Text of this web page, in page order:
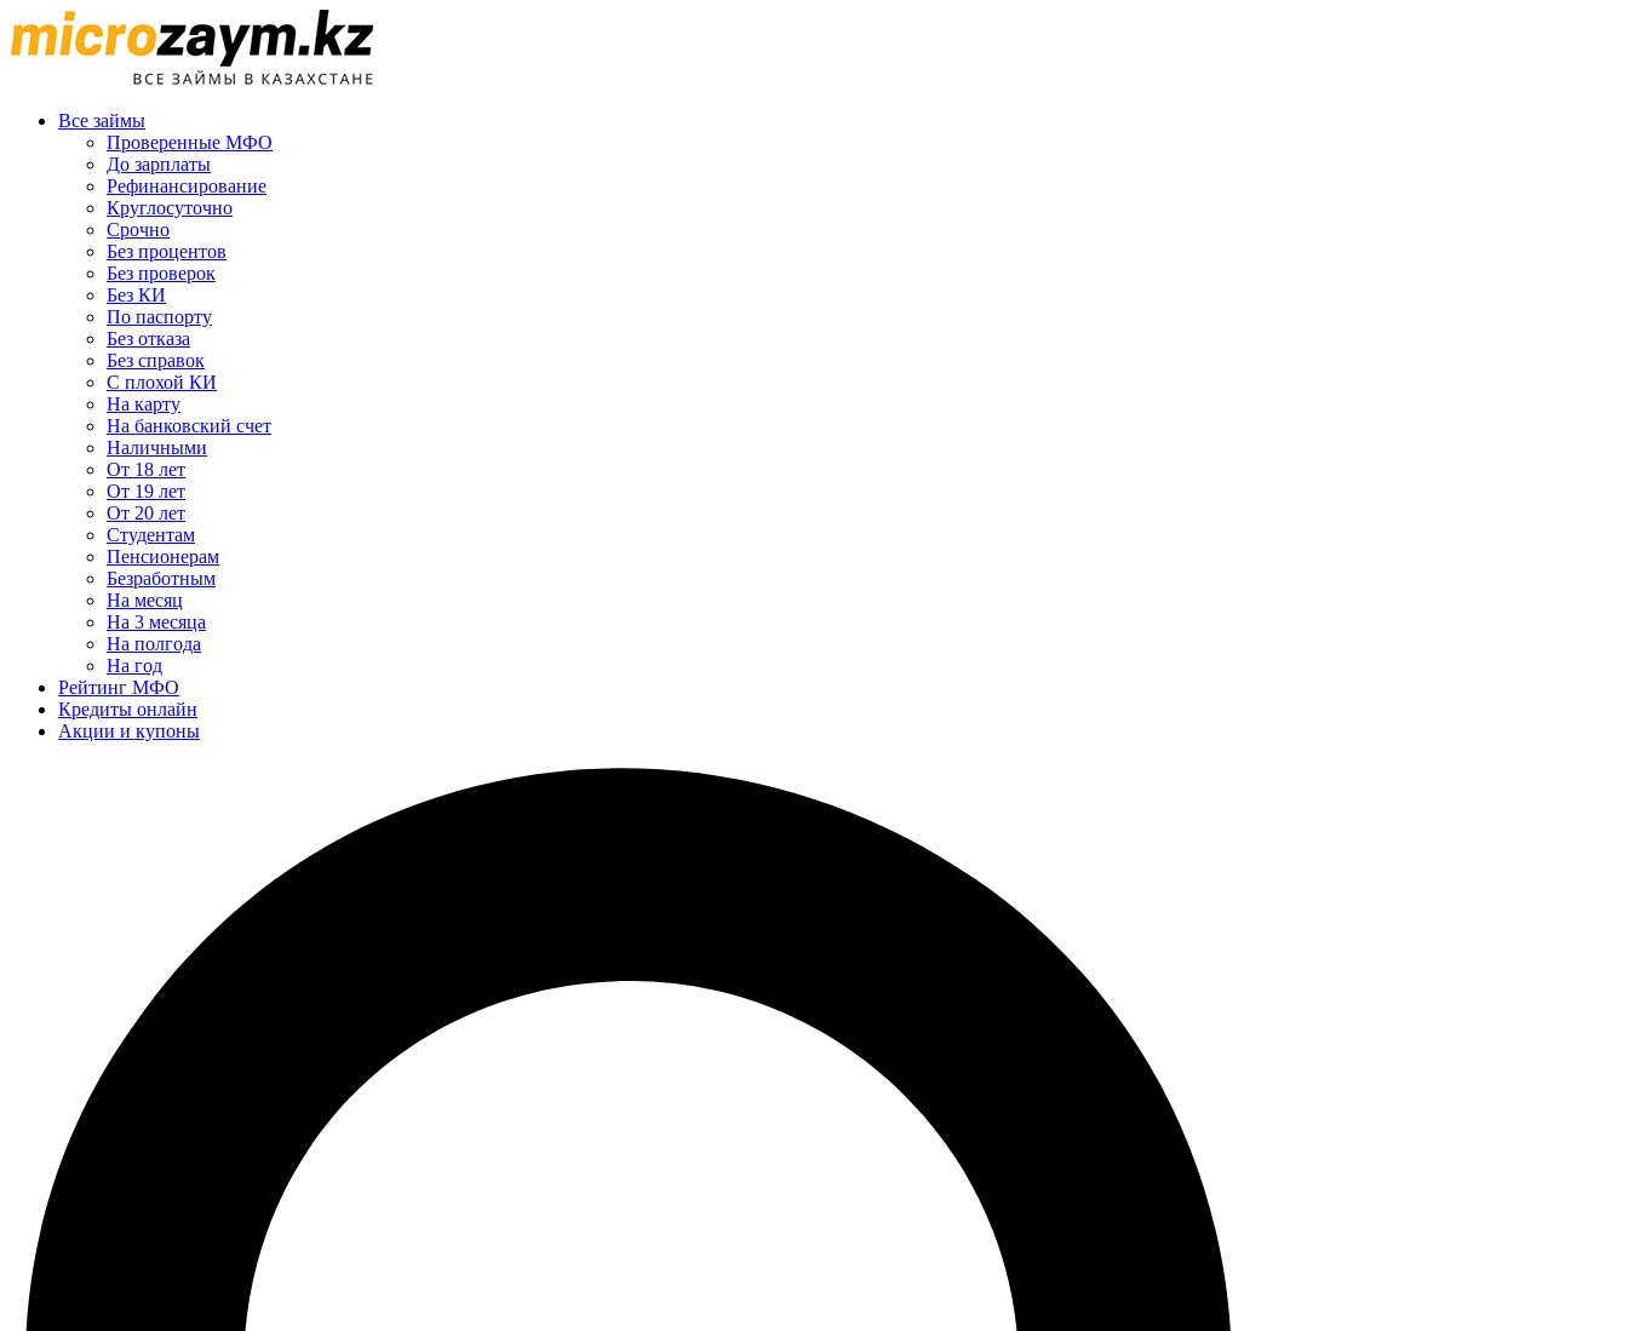
Все займы
Проверенные МФО
До зарплаты
Рефинансирование
Круглосуточно
Срочно
Без процентов
Без проверок
Без КИ
По паспорту
Без отказа
Без справок
С плохой КИ
На карту
На банковский счет
Наличными
От 18 лет
От 19 лет
От 20 лет
Студентам
Пенсионерам
Безработным
На месяц
На 3 месяца
На полгода
На год
Рейтинг МФО
Кредиты онлайн
Акции и купоны